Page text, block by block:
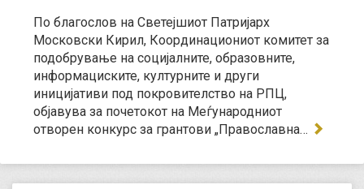
По благослов на Светејшиот Патријарх
Московски Кирил, Координациониот комитет за
подобрување на социјалните, образовните,
информациските, културните и други
иницијативи под покровителство на РПЦ,
објавува за почетокот на Меѓународниот
отворен конкурс за грантови „Православна…